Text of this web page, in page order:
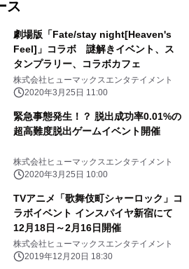
ス
劇場版「Fate/stay night[Heaven's
Feel]」コラボ 謎解きイベント、ス
タンプラリー、コラボカフェ
株式会社ヒューマックスエンタテイメント
2020年3月25日 11:00
緊急事態発生！？ 脱出成功率0.01%の
超高難度脱出ゲームイベント開催
株式会社ヒューマックスエンタテイメント
2020年3月25日 10:00
TVアニメ「歌舞伎町シャーロック」コ
ラボイベント インスパイヤ新宿にて
12月18日～2月16日開催
株式会社ヒューマックスエンタテイメント
2019年12月20日 18:30